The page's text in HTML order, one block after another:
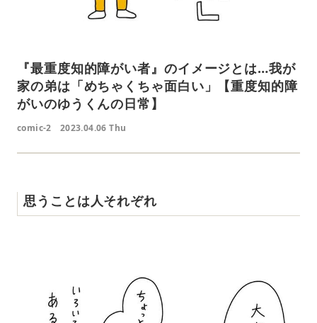
『最重度知的障がい者』のイメージとは…我が
家の弟は「めちゃくちゃ面白い」【重度知的障
がいのゆうくんの日常】
comic-2 2023.04.06 Thu
思うことは人それぞれ